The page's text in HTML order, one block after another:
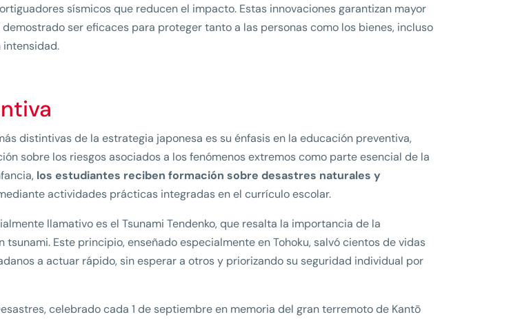
sísmicos que reducen el impacto. Estas innovaciones garantizan mayor
ser eficaces para proteger tanto a las personas como los bienes, incluso
distintivas de la estrategia japonesa es su énfasis en la educación preventiva,
sobre los riesgos asociados a los fenómenos extremos como parte esencial de la
los estudiantes reciben formación sobre desastres naturales y
actividades prácticas integradas en el currículo escolar.
llamativo es el Tsunami Tendenko, que resalta la importancia de la
Este principio, enseñado especialmente en Tohoku, salvó cientos de vidas
a actuar rápido, sin esperar a otros y priorizando su seguridad individual por
celebrado cada 1 de septiembre en memoria del gran terremoto de Kantō